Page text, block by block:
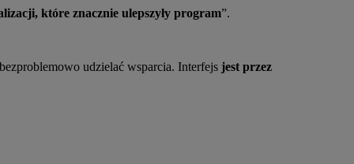
które znacznie ulepszyły program”.
udzielać wsparcia. Interfejs jest przez